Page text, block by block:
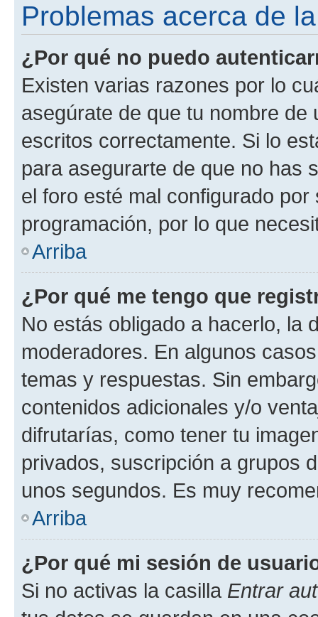
Problemas acerca de
¿Por qué no puedo
Existen varias razones por lo
asegúrate de que tu nombre
escritos correctamente. Si lo
para asegurarte de que no has
el foro esté mal configurado
programación, por lo que
Arriba
¿Por qué me tengo que
No estás obligado a hacerlo, la
moderadores. En algunos
temas y respuestas. Sin
contenidos adicionales y/o
difrutarías, como tener tu
privados, suscripción a grupos
unos segundos. Es muy
Arriba
¿Por qué mi sesión de
Si no activas la casilla Entrar